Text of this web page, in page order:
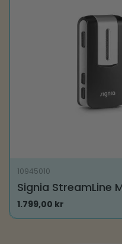
10945010
Signia StreamLine
1.799,00 kr